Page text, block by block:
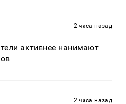
2 часа назад
активнее нанимают
2 часа назад